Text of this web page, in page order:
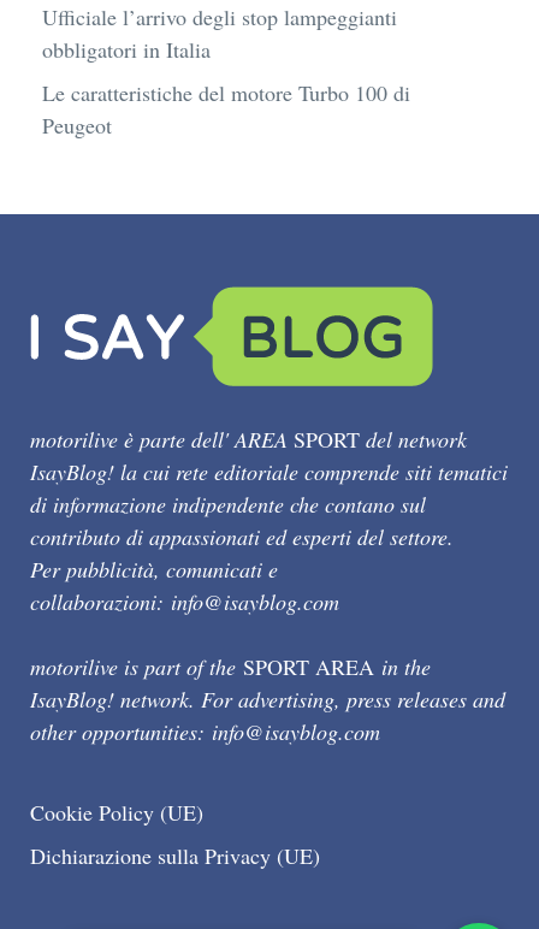
Ufficiale l’arrivo degli stop lampeggianti
obbligatori in Italia
Le caratteristiche del motore Turbo 100 di
Peugeot
motorilive è parte dell' AREA SPORT del network
IsayBlog! la cui rete editoriale comprende siti tematici
di informazione indipendente che contano sul
contributo di appassionati ed esperti del settore.
Per pubblicità, comunicati e
collaborazioni: info@isayblog.com
motorilive is part of the SPORT AREA in the
IsayBlog! network. For advertising, press releases and
other opportunities: info@isayblog.com
Cookie Policy (UE)
Dichiarazione sulla Privacy (UE)